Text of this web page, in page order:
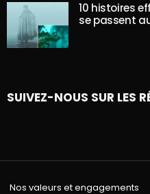
10 histoires
se passent
SUIVEZ-NOUS SUR LES
Nos valeurs et engagements